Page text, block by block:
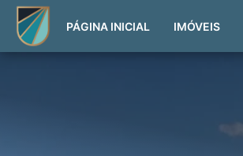
PÁGINA INICIAL IMÓVEIS